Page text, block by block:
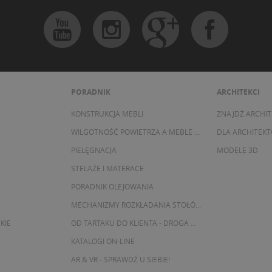
PORADNIK
KONSTRUKCJA MEBLI
PIELĘGNACJA
STELAŻE I MATERACE
PORADNIK OLEJOWANIA
KATALOGI ON-LINE
AR & VR - SPRAWDŹ U SIEBIE!
ARCHITEKCI
ZNAJDŹ
DLA
MODELE 3D